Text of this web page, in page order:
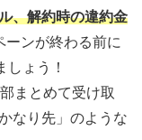
、解約時の違約金
ーンが終わる前に
ょう！
まとめて受け取
なり先」のような